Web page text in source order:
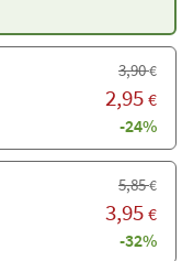
3,90€
2,95 €
-24%
5,85€
3,95 €
-32%